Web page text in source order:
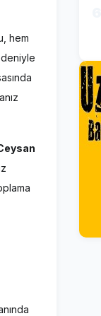
hem